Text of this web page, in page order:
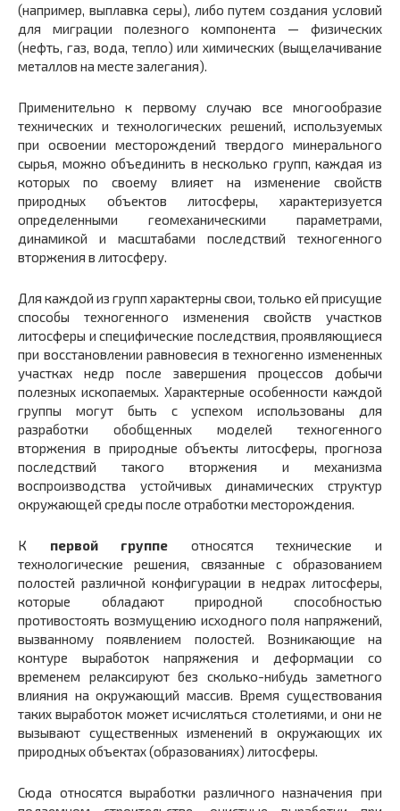
(например, выплавка серы), либо путем создания условий
для миграции полезного компонента — физических
(нефть, газ, вода, тепло) или химических (выщелачивание
металлов на месте залегания).
Применительно к первому случаю все многообразие
технических и технологических решений, используемых
при освоении месторождений твердого минерального
сырья, можно объединить в несколько групп, каждая из
которых по своему влияет на изменение свойств
природных объектов литосферы, характеризуется
определенными геомеханическими параметрами,
динамикой и масштабами последствий техногенного
вторжения в литосферу.
Для каждой из групп характерны свои, только ей присущие
способы техногенного изменения свойств участков
литосферы и специфические последствия, проявляющиеся
при восстановлении равновесия в техногенно измененных
участках недр после завершения процессов добычи
полезных ископаемых. Характерные особенности каждой
группы могут быть с успехом использованы для
разработки обобщенных моделей техногенного
вторжения в природные объекты литосферы, прогноза
последствий такого вторжения и механизма
воспроизводства устойчивых динамических структур
окружающей среды после отработки месторождения.
К первой группе относятся технические и
технологические решения, связанные с образованием
полостей различной конфигурации в недрах литосферы,
которые обладают природной способностью
противостоять возмущению исходного поля напряжений,
вызванному появлением полостей. Возникающие на
контуре выработок напряжения и деформации со
временем релаксируют без сколько-нибудь заметного
влияния на окружающий массив. Время существования
таких выработок может исчисляться столетиями, и они не
вызывают существенных изменений в окружающих их
природных объектах (образованиях) литосферы.
Сюда относятся выработки различного назначения при